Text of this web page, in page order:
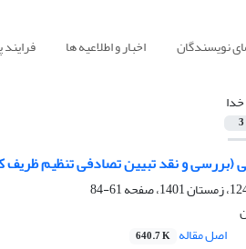
نویسندگان اخبار و اطلاعیه ها
خدا
3
(بررسی و نقد تبیین تصادفی تنظیم ظریف
61-84
اصل مقاله 640.7 K